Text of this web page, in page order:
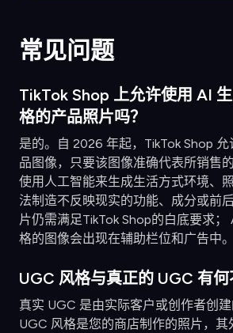
常见问题
TikTok Shop 上允许使用 AI
格的产品照片吗？
是的。自 2026 年起，TikTok Shop
品图像，只要该图像准确代表所销售
使用人工智能来生成生活方式环境、
法制造不反映现实的功能、成分或前
片仍需满足TikTok Shop的白底要求
格的图像会出现在辅助栏位和广告中。
UGC 风格与真正的 UGC 有何
真实 UGC 是由实际客户或创作者创建
UGC 风格是您的商店制作的照片，其